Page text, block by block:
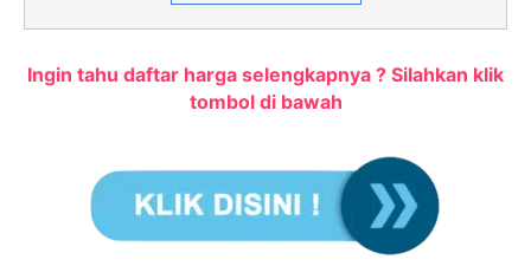
Ingin tahu daftar harga selengkapnya ? Silahkan klik
tombol di bawah